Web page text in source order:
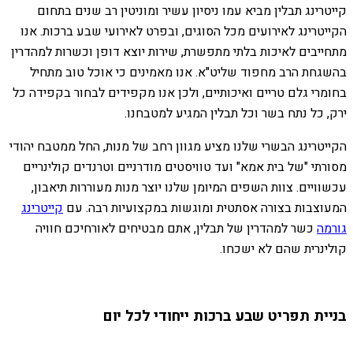
קייטרינג תבלין מביא עמו ניסיון עשיר ומוניטין רב שנים בתחום
הקייטרינג לאירועים מכל הסוגים, ובפרט לאירועי שבע ברכות. אנו
מתחייבים לאיכות בלתי מתפשרת, שירות יוצא דופן וכשרות למהדרין
בהשגחת הרב מחפוד שליט"א. אנו מאמינים כי אוכל טוב מתחיל
בחומרי גלם טריים ואיכותיים, ולכן אנו מקפידים לבחור בקפידה כל
ירק, כל נתח בשר וכל תבלין המגיע למטבחנו.
הקייטרינג הבשרי שלנו מציע מגוון רחב של מנות, החל ממטבח יהודי
מסורתי "של בית אמא" ועד טוויסטים מודרניים וטרנדים קולינריים
עכשוויים. צוות השפים המיומן שלנו יוצר מנות מעוררות תיאבון,
המעוצבות בצורה אסתטית ומוגשות במקצועיות רבה. עם קייטרינג
גורמה כשר למהדרין של תבלין, אתם מבטיחים לאורחיכם חוויה
קולינרית שהם לא ישכחו.
בניית תפריט שבע ברכות ייחודי לכל יום